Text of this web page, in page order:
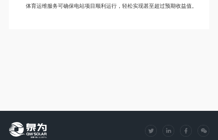
体育运维服务可确保电站项目顺利运行，轻松实现甚至超过预期收益值。